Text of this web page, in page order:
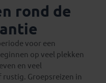
rond de
voor een
op veel plekken
en veel
Groepsreizen in